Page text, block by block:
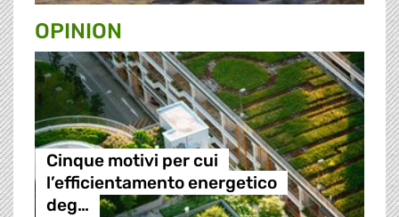
OPINION
Cinque motivi per cui
l’efficientamento energetico
deg…